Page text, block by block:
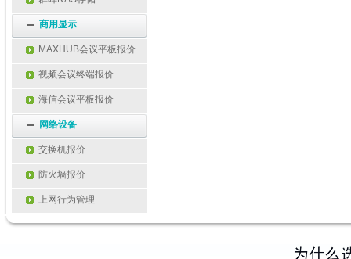
商用显示
MAXHUB会议平板报价
视频会议终端报价
海信会议平板报价
网络设备
交换机报价
防火墙报价
上网行为管理